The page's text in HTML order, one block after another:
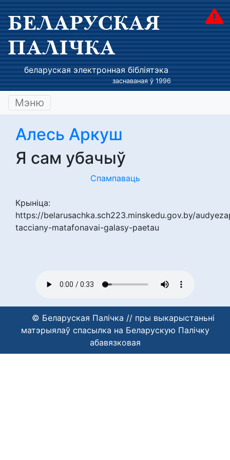
БЕЛАРУСКАЯ
ПАЛІЧКА
беларуская электронная бібліятэка
заснаваная ў 1996
Мэню
Алесь Аркуш
Я сам убачыў
Спампаваць
Крыніца:
https://belarusachka.sch223.minskedu.gov.by/
tacciany-matafonavai-galasy-paetau
© Беларуская Палічка // пры выкарыстаньні
матэрыялаў спасылка на Беларускую Палічку
абавязковая